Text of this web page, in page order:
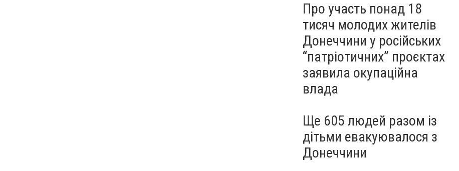
Про участь понад 18
тисяч молодих жителів
Донеччини у російських
“патріотичних” проєктах
заявила окупаційна
влада
Ще 605 людей разом із
дітьми евакуювалося з
Донеччини